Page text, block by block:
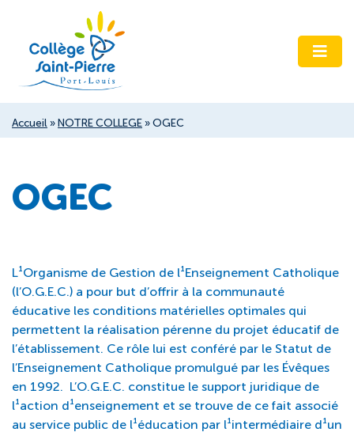
Accueil » NOTRE COLLEGE » OGEC
OGEC
L¹Organisme de Gestion de l¹Enseignement Catholique
(l’O.G.E.C.) a pour but d’offrir à la communauté
éducative les conditions matérielles optimales qui
permettent la réalisation pérenne du projet éducatif de
l’établissement. Ce rôle lui est conféré par le Statut de
l’Enseignement Catholique promulgué par les Évêques
en 1992. L’O.G.E.C. constitue le support juridique de
l¹action d¹enseignement et se trouve de ce fait associé
au service public de l¹éducation par l¹intermédiaire d¹un